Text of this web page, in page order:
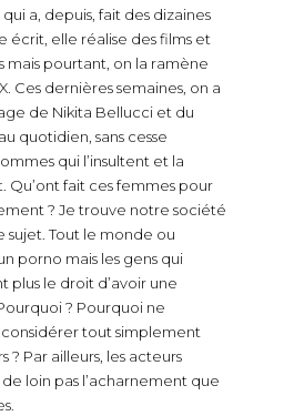
a, depuis, fait des dizaines
écrit, elle réalise des films et
mais pourtant, on la ramène
Ces dernières semaines, on a
de Nikita Bellucci et du
quotidien, sans cesse
qui l’insultent et la
fait ces femmes pour
? Je trouve notre société
sujet. Tout le monde ou
porno mais les gens qui
plus le droit d’avoir une
? Pourquoi ne
tout simplement
? Par ailleurs, les acteurs
loin pas l’acharnement que